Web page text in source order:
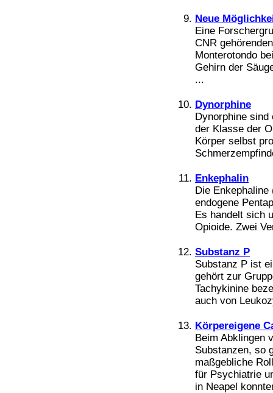
Neue
Eine
CNR
Monterotondo
Gehirn der
...
Dynorphine
Dynorphine sind
der Klasse der
Körper selbst
Enkephalin
Die
endogene
Es handelt sich
Opioide. Zwei
Substanz P
Substanz P ist
gehört zur
Tachykinine
auch von
Körpereigene
Beim Abklingen
Substanzen, so
maßgebliche
für Psychiatrie
in Neapel